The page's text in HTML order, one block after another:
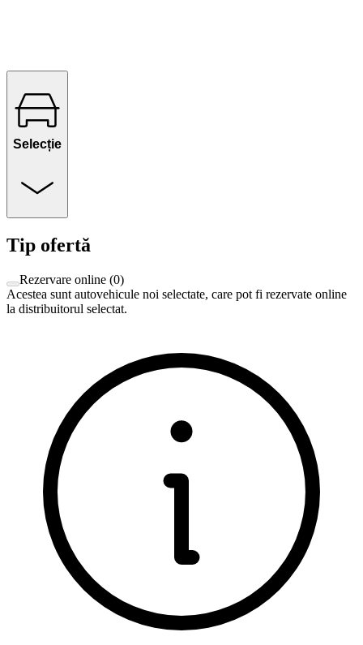
Selecție
Tip ofertă
Rezervare online (0)
Acestea sunt autovehicule noi selectate, care pot fi rezervate online
la distribuitorul selectat.